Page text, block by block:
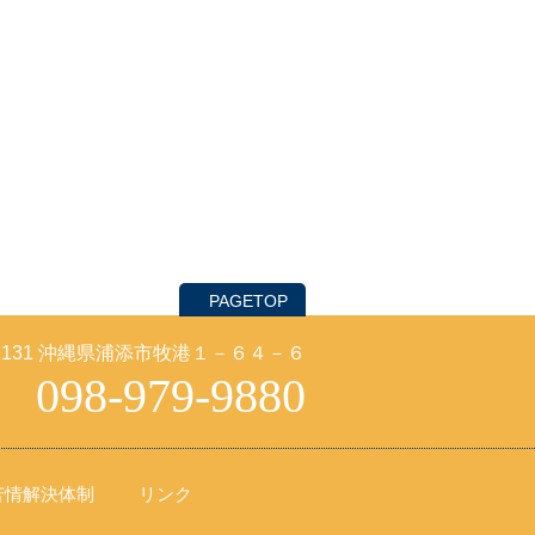
PAGETOP
沖縄県浦添市牧港１－６４－６
098-979-9880
情解決体制 リンク